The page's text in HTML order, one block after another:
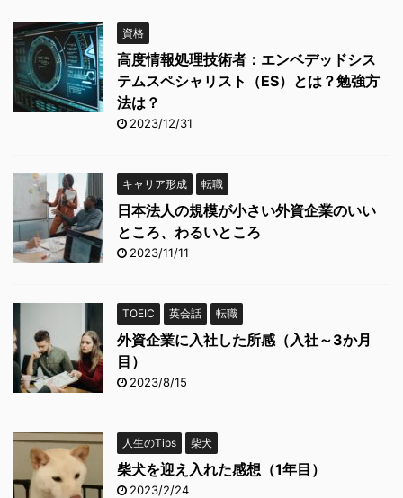
資格
高度情報処理技術者：エンベデッドシス
テムスペシャリスト（ES）とは？勉強方
法は？
2023/12/31
キャリア形成 転職
日本法人の規模が小さい外資企業のいい
ところ、わるいところ
2023/11/11
TOEIC 英会話 転職
外資企業に入社した所感（入社～3か月
目）
2023/8/15
人生のTips 柴犬
柴犬を迎え入れた感想（1年目）
2023/2/24